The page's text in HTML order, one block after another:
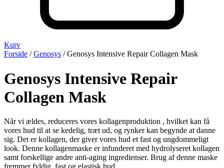
Kurv
Forside /Genosys / Genosys Intensive Repair Collagen Mask
Genosys Intensive Repair
Collagen Mask
Når vi ældes, reduceres vores kollagenproduktion , hvilket kan få
vores hud til at se kedelig, træt ud, og rynker kan begynde at danne
sig. Det er kollagen, der giver vores hud et fast og ungdommeligt
look. Denne kollagenmaske er infunderet med hydrolyseret kollagen
samt forskellige andre anti-aging ingredienser. Brug af denne maske
fremmer fyldig, fast og elastisk hud.